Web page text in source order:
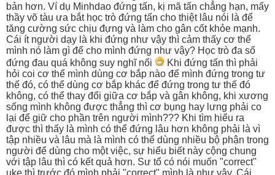
bản hơn. Ví dụ Minhdao đứng tấn, kị mã tấn chẳng hạn, mấy
thầy võ tàu ưa bắt học trò đứng tấn cho thiệt lâu nói là để
tăng cường sức chịu đựng và làm cho gân cốt khỏe mạnh.
Cái ít người dạy là khi đứng như vậy thì cảm thấy cơ thể
mình nó làm gì để cho mình đứng như vậy? Học trò đa số
đứng đau quá không suy nghĩ nổi
Khi đứng tấn thì phải
hỏi coi cơ thể mình dùng cơ bắp nào để mình đứng trong tư
thế đó, có thể dùng cơ bắp khác để đứng trong tư thế đó
không, có thể thay đổi giữa cơ bắp và gân không, khi xương
sống mình không được thẳng thì cơ bụng hay lưng phải co
lại để giữ cho phần trên người mình??? Khi tìm hiểu ra
được thì thấy là mình có thể đứng lâu hơn không phải là vì
tập nhiều và lâu mà là mình có thể dùng nhiều bộ phận trong
người để dùng cho một việc, sự hiểu biết này cộng chung
với tập lâu thì có kết quả hơn. Sư tổ có nói muốn "correct"